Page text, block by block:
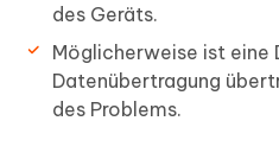
des Geräts.
Möglicherweise ist eine
Datenübertragung
des Problems.